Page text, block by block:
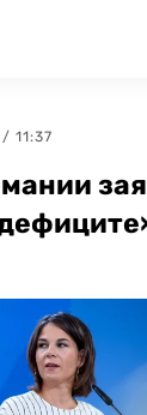
11:37